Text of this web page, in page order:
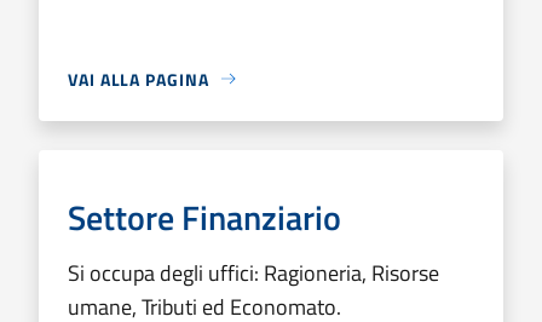
VAI ALLA PAGINA
Settore Finanziario
Si occupa degli uffici: Ragioneria, Risorse
umane, Tributi ed Economato.